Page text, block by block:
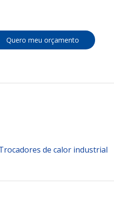
Quero meu orçamento